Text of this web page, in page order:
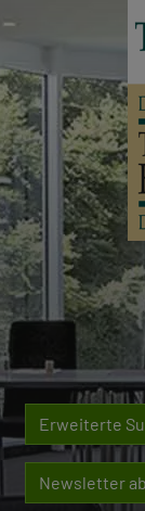
Erweiterte
Newsletter